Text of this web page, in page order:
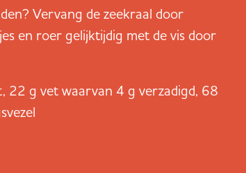
Vervang de zeekraal door
en roer gelijktijdig met de vis door
22 g vet waarvan 4 g verzadigd, 68